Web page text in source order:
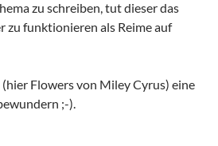
zu schreiben, tut dieser das
zu funktionieren als Reime auf
Flowers von Miley Cyrus) eine
;-).